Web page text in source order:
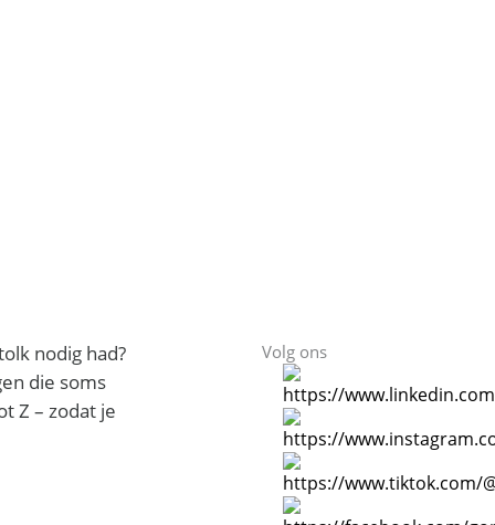
nodig had?
die soms
Z – zodat je
Volg ons